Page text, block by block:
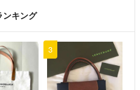
ンキング
3